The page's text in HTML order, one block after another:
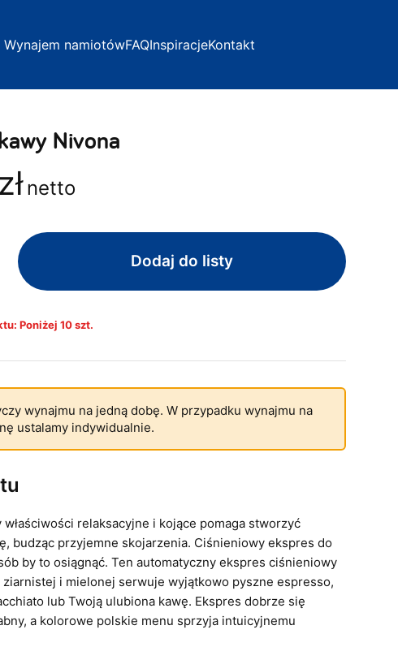
Wynajem namiotówFAQInspiracjeKontakt
Nivona
zł netto
Dodaj do listy
Poniżej 10 szt.
wynajmu na jedną dobę. W przypadku wynajmu na
ustalamy indywidualnie.
właściwości relaksacyjne i kojące pomaga stworzyć
budząc przyjemne skojarzenia. Ciśnieniowy ekspres do
by to osiągnąć. Ten automatyczny ekspres ciśnieniowy
ziarnistej i mielonej serwuje wyjątkowo pyszne espresso,
lub Twoją ulubiona kawę. Ekspres dobrze się
a kolorowe polskie menu sprzyja intuicyjnemu